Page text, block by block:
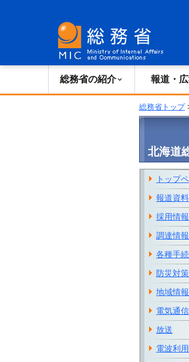
総務省の紹介 報道・
総務省トップ
北海道
トップ
報道資料
採用情報
調達情報
各種手
防災対策
地域情
電気通信
放送
電波利用